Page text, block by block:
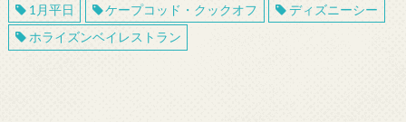
1月平日
ケープコッド・クックオフ
ディズニーシー
ホライズンベイレストラン